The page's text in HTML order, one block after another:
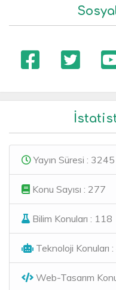
Yayın Süresi :
Konu Sayısı : 277
Bilim Konuları : 118
Teknoloji Konuları
Web-Tasarım